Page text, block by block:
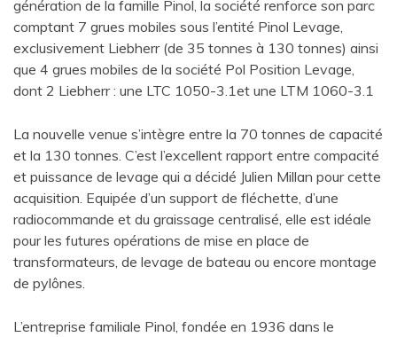
génération de la famille Pinol, la société renforce son parc
comptant 7 grues mobiles sous l’entité Pinol Levage,
exclusivement Liebherr (de 35 tonnes à 130 tonnes) ainsi
que 4 grues mobiles de la société Pol Position Levage,
dont 2 Liebherr : une LTC 1050-3.1et une LTM 1060-3.1
La nouvelle venue s’intègre entre la 70 tonnes de capacité
et la 130 tonnes. C’est l’excellent rapport entre compacité
et puissance de levage qui a décidé Julien Millan pour cette
acquisition. Equipée d’un support de fléchette, d’une
radiocommande et du graissage centralisé, elle est idéale
pour les futures opérations de mise en place de
transformateurs, de levage de bateau ou encore montage
de pylônes.
L’entreprise familiale Pinol, fondée en 1936 dans le